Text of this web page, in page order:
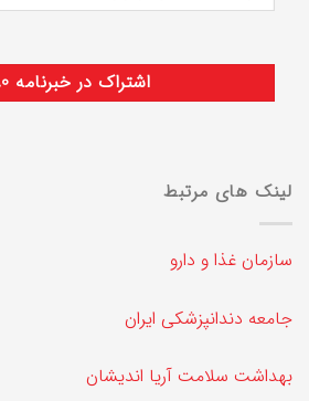
لینک های مرتبط
سازمان غذا و دارو
جامعه دندانپزشکی ایران
بهداشت سلامت آریا اندیشان